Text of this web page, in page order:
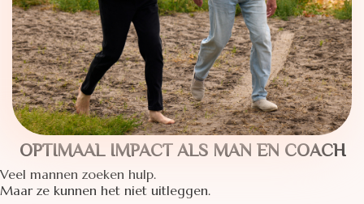
OPTIMAAL IMPACT ALS MAN EN COACH
Veel mannen zoeken hulp.
Maar ze kunnen het niet uitleggen.